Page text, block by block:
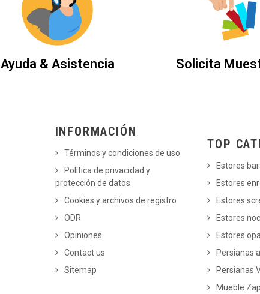
Ayuda & Asistencia Solicita
INFORMACIÓN
Términos y condiciones de uso
Política de privacidad y
protección de datos
Cookies y archivos de registro
ODR
Opiniones
Contact us
Sitemap
TOP
Estores
Estores
Estores
Estores
Estores
Persianas
Persianas
Mueble